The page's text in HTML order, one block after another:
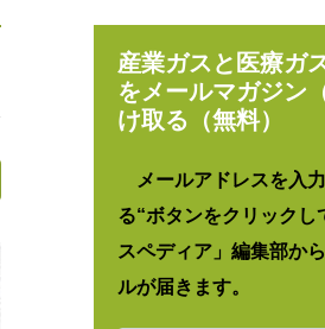
産業ガスと医療ガ
をメールマガジン
け取る（無料）
メールアドレスを入
る“ボタンをクリックし
スペディア」編集部か
ルが届きます。